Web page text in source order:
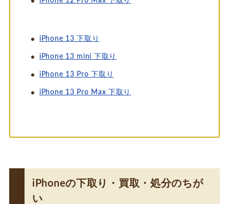
iPhone 13 下取り
iPhone 13 mini 下取り
iPhone 13 Pro 下取り
iPhone 13 Pro Max 下取り
iPhoneの下取り・買取・処分のちが
い